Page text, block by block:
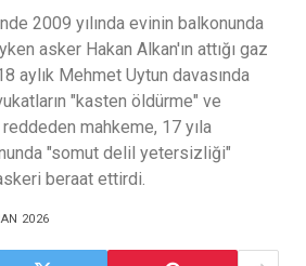
2009 yılında evinin balkonunda
asker Hakan Alkan'ın attığı gaz
aylık Mehmet Uytun davasında
"kasten öldürme" ve
mahkeme, 17 yıla
"somut delil yetersizliği"
beraat ettirdi.
2026